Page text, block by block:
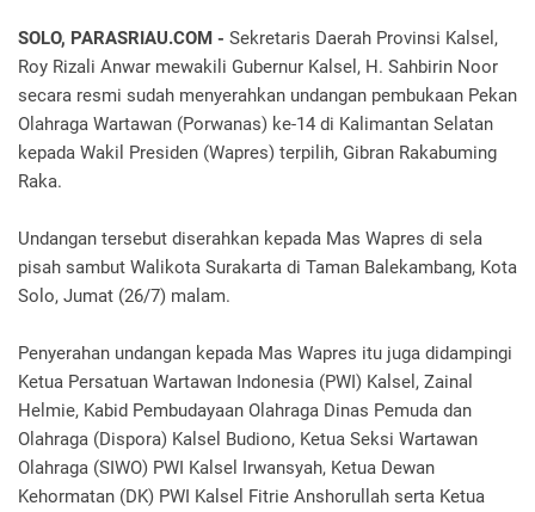
SOLO, PARASRIAU.COM - Sekretaris Daerah Provinsi Kalsel,
Roy Rizali Anwar mewakili Gubernur Kalsel, H. Sahbirin Noor
secara resmi sudah menyerahkan undangan pembukaan Pekan
Olahraga Wartawan (Porwanas) ke-14 di Kalimantan Selatan
kepada Wakil Presiden (Wapres) terpilih, Gibran Rakabuming
Raka.
Undangan tersebut diserahkan kepada Mas Wapres di sela
pisah sambut Walikota Surakarta di Taman Balekambang, Kota
Solo, Jumat (26/7) malam.
Penyerahan undangan kepada Mas Wapres itu juga didampingi
Ketua Persatuan Wartawan Indonesia (PWI) Kalsel, Zainal
Helmie, Kabid Pembudayaan Olahraga Dinas Pemuda dan
Olahraga (Dispora) Kalsel Budiono, Ketua Seksi Wartawan
Olahraga (SIWO) PWI Kalsel Irwansyah, Ketua Dewan
Kehormatan (DK) PWI Kalsel Fitrie Anshorullah serta Ketua